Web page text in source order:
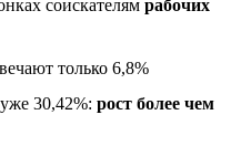
соискателям рабочих
только 6,8%
30,42%: рост более чем